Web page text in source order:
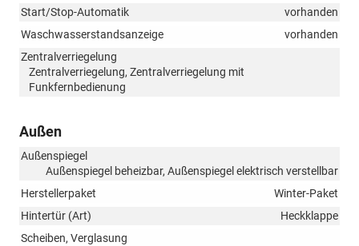
Start/Stop-Automatik
vorhanden
Waschwasserstandsanzeige
vorhanden
Zentralverriegelung
Zentralverriegelung, Zentralverriegelung mit
Funkfernbedienung
Außen
Außenspiegel
Außenspiegel beheizbar, Außenspiegel elektrisch verstellbar
Herstellerpaket
Winter-Paket
Hintertür (Art)
Heckklappe
Scheiben, Verglasung